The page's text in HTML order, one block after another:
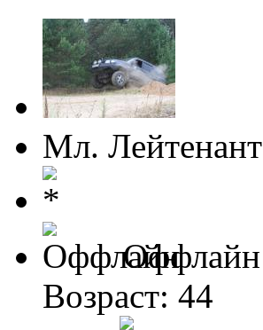
Мл. Лейтенант
Оффлайн
Возраст: 44